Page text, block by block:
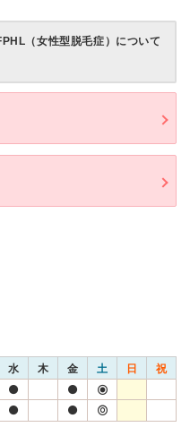
（女性型脱毛症）について
水 木 金 土 日 祝